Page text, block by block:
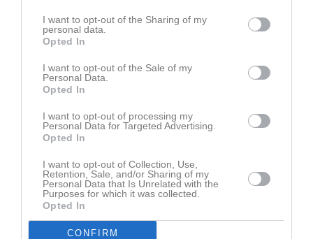
I want to opt-out of the Sharing of my
personal data.
Opted In
I want to opt-out of the Sale of my
Personal Data.
Opted In
I want to opt-out of processing my
Personal Data for Targeted Advertising.
Opted In
I want to opt-out of Collection, Use,
Retention, Sale, and/or Sharing of my
Personal Data that Is Unrelated with the
Purposes for which it was collected.
Opted In
CONFIRM
istället tilldelades motståndarna en straff i den 66 minuten.
Straffen är bra och otagbart för vår målvakt Kedén. 3-0.
som är supersäker när han placerar in reduceringen, 3-1.
Efter ytterligare några minuter är Isak väldigt nära att göra ännu
ett mål för oss men motståndarnas målvakt gör en kvalificerad
räddning.
Stort tack till dagens spelare och de tillresta fansen som stöttade
Patrik Arvidsson
Tränare